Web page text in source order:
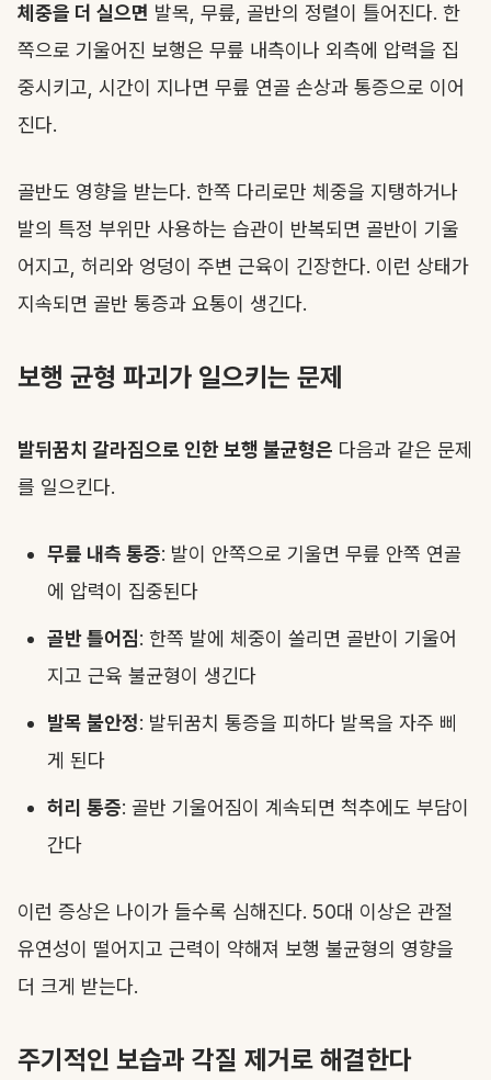
체중을 더 실으면 발목, 무릎, 골반의 정렬이 틀어진다. 한
쪽으로 기울어진 보행은 무릎 내측이나 외측에 압력을 집
중시키고, 시간이 지나면 무릎 연골 손상과 통증으로 이어
진다.
골반도 영향을 받는다. 한쪽 다리로만 체중을 지탱하거나
발의 특정 부위만 사용하는 습관이 반복되면 골반이 기울
어지고, 허리와 엉덩이 주변 근육이 긴장한다. 이런 상태가
지속되면 골반 통증과 요통이 생긴다.
보행 균형 파괴가 일으키는 문제
발뒤꿈치 갈라짐으로 인한 보행 불균형은 다음과 같은 문제
를 일으킨다.
무릎 내측 통증: 발이 안쪽으로 기울면 무릎 안쪽 연골
에 압력이 집중된다
골반 틀어짐: 한쪽 발에 체중이 쏠리면 골반이 기울어
지고 근육 불균형이 생긴다
발목 불안정: 발뒤꿈치 통증을 피하다 발목을 자주 삐
게 된다
허리 통증: 골반 기울어짐이 계속되면 척추에도 부담이
간다
이런 증상은 나이가 들수록 심해진다. 50대 이상은 관절
유연성이 떨어지고 근력이 약해져 보행 불균형의 영향을
더 크게 받는다.
주기적인 보습과 각질 제거로 해결한다